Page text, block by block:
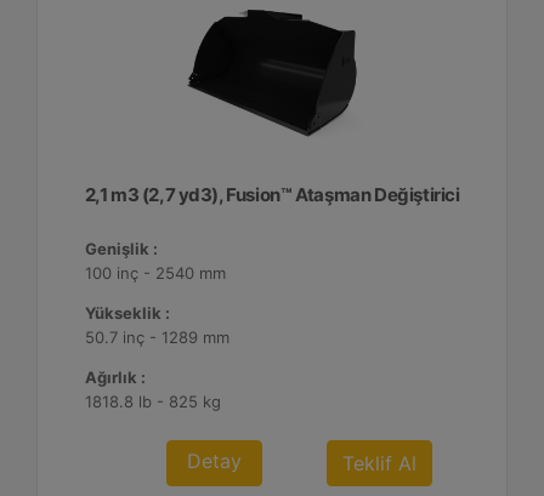
2,1 m3 (2,7 yd3), Fusion™ Ataşman Değiştirici
Genişlik :
100 inç - 2540 mm
Yükseklik :
50.7 inç - 1289 mm
Ağırlık :
1818.8 lb - 825 kg
Detay Teklif Al